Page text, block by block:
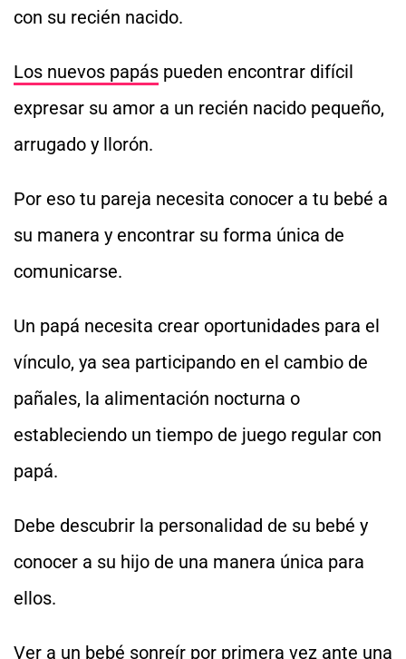
con su recién nacido.
Los nuevos papás pueden encontrar difícil
expresar su amor a un recién nacido pequeño,
arrugado y llorón.
Por eso tu pareja necesita conocer a tu bebé a
su manera y encontrar su forma única de
comunicarse.
Un papá necesita crear oportunidades para el
vínculo, ya sea participando en el cambio de
pañales, la alimentación nocturna o
estableciendo un tiempo de juego regular con
papá.
Debe descubrir la personalidad de su bebé y
conocer a su hijo de una manera única para
ellos.
Ver a un bebé sonreír por primera vez ante una